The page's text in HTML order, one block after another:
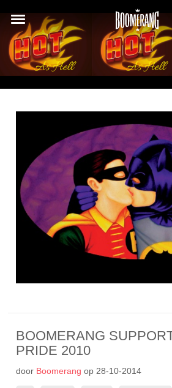
BOOMERANG
PRIDE 2010
door Boomerang op 28-10-2014